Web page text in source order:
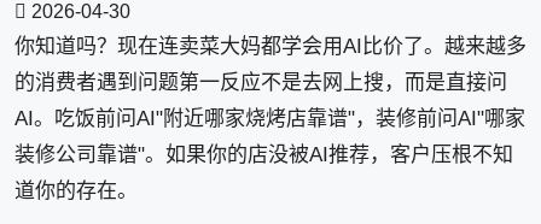
2026-04-30
你知道吗？现在连卖菜大妈都学会用AI比价了。越来越多
的消费者遇到问题第一反应不是去网上搜，而是直接问
AI。吃饭前问AI"附近哪家烧烤店靠谱"，装修前问AI"哪家
装修公司靠谱"。如果你的店没被AI推荐，客户压根不知
道你的存在。